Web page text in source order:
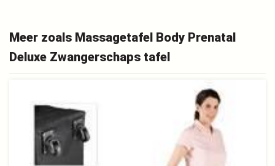
Meer zoals Massagetafel Body Prenatal
Deluxe Zwangerschaps tafel